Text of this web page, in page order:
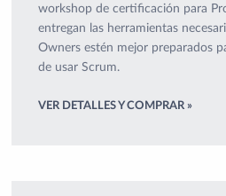
workshop de certificación para
entregan las herramientas
Owners estén mejor preparados
de usar Scrum.
VER DETALLES Y COMPRAR »